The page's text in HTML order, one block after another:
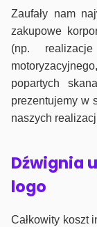
Zaufały nam
zakupowe
(np.
popartych
prezentujemy w
naszych
Dźwignia
logo
Całkowity koszt